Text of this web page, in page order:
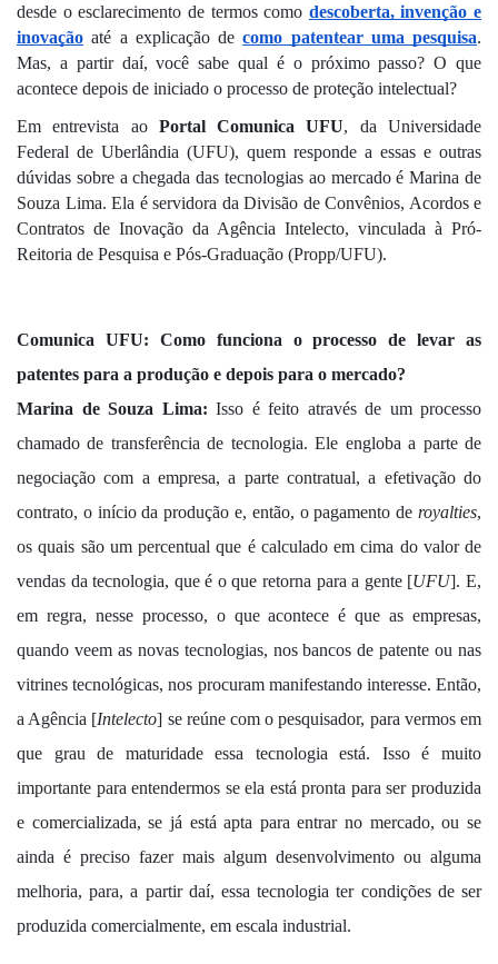
desde o esclarecimento de termos como descoberta, invenção e
inovação até a explicação decomo patentear uma pesquisa.
Mas, a partir daí, você sabe qual é o próximo passo? O que
acontece depois de iniciado o processo de proteção intelectual?
Em entrevista ao Portal Comunica UFU, da Universidade
Federal de Uberlândia (UFU), quem responde a essas e outras
dúvidas sobre a chegada das tecnologias ao mercado é Marina de
Souza Lima. Ela é servidora da Divisão de Convênios, Acordos e
Contratos de Inovação da Agência Intelecto, vinculada à Pró-
Reitoria de Pesquisa e Pós-Graduação (Propp/UFU).
Comunica UFU: Como funciona o processo de levar as
patentes para a produção e depois para o mercado?
Marina de Souza Lima: Isso é feito através de um processo
chamado de transferência de tecnologia. Ele engloba a parte de
negociação com a empresa, a parte contratual, a efetivação do
contrato, o início da produção e, então, o pagamento de royalties,
os quais são um percentual que é calculado em cima do valor de
vendas da tecnologia, que é o que retorna para a gente [UFU]. E,
em regra, nesse processo, o que acontece é que as empresas,
quando veem as novas tecnologias, nos bancos de patente ou nas
vitrines tecnológicas, nos procuram manifestando interesse. Então,
a Agência [Intelecto] se reúne com o pesquisador, para vermos em
que grau de maturidade essa tecnologia está. Isso é muito
importante para entendermos se ela está pronta para ser produzida
e comercializada, se já está apta para entrar no mercado, ou se
ainda é preciso fazer mais algum desenvolvimento ou alguma
melhoria, para, a partir daí, essa tecnologia ter condições de ser
produzida comercialmente, em escala industrial.